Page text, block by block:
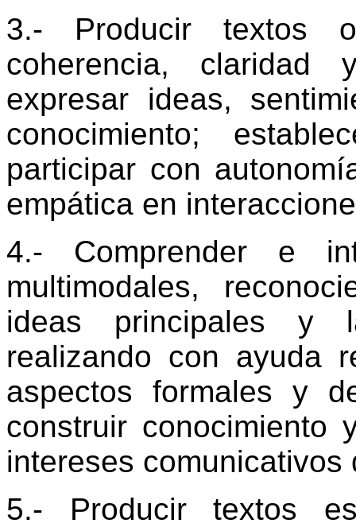
3.- Producir textos
coherencia, claridad
expresar ideas,
conocimiento;
participar con
empática en
4.- Comprender e
multimodales,
ideas principales y
realizando con ayuda
aspectos formales y
construir conocimiento
intereses comunicativos
5.- Producir textos